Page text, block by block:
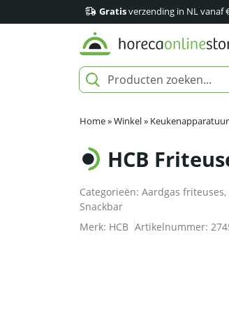
Gratisverzending in NL vanaf
Home»Winkel» Keukenapparatuur
HCB
Categorieën: Aardgas friteuses,
Snackbar
Merk: HCB Artikelnummer: